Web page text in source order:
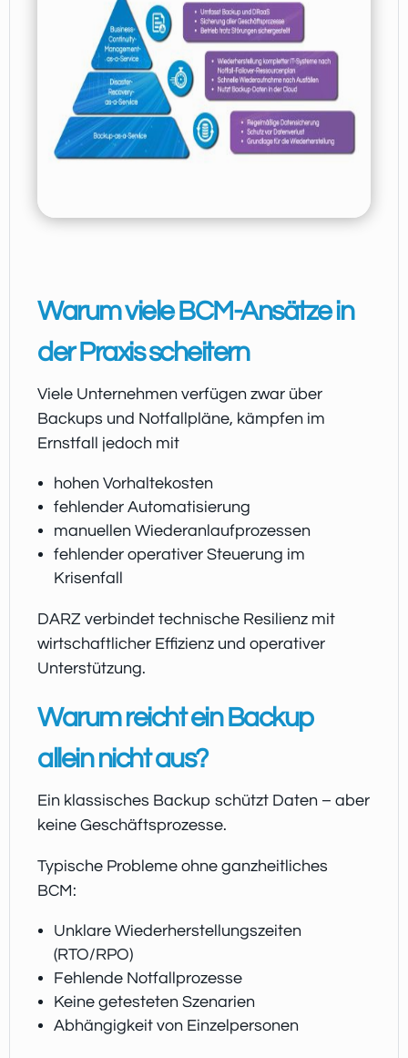
Warum viele BCM-Ansätze in
der Praxis scheitern
Viele Unternehmen verfügen zwar über
Backups und Notfallpläne, kämpfen im
Ernstfall jedoch mit
hohen Vorhaltekosten
fehlender Automatisierung
manuellen Wiederanlaufprozessen
fehlender operativer Steuerung im
Krisenfall
DARZ verbindet technische Resilienz mit
wirtschaftlicher Effizienz und operativer
Unterstützung.
Warum reicht ein Backup
allein nicht aus?
Ein klassisches Backup schützt Daten – aber
keine Geschäftsprozesse.
Typische Probleme ohne ganzheitliches
BCM:
Unklare Wiederherstellungszeiten
(RTO/RPO)
Fehlende Notfallprozesse
Keine getesteten Szenarien
Abhängigkeit von Einzelpersonen